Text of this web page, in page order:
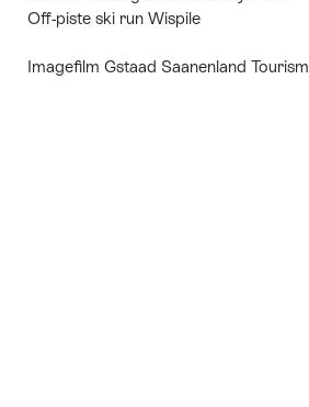
Off-piste ski run Wispile
Imagefilm Gstaad Saanenland Tourism